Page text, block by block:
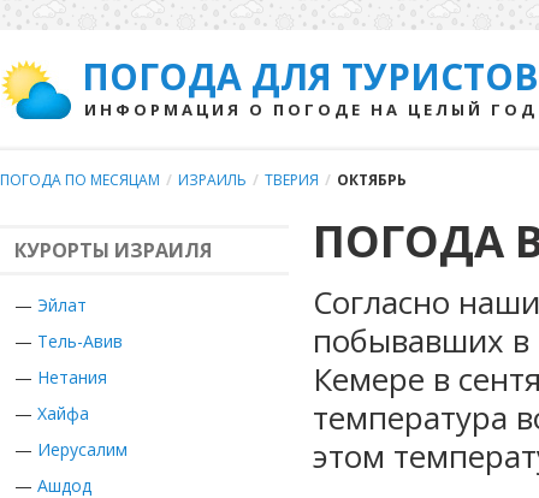
ПОГОДА ДЛЯ ТУРИСТОВ
ИНФОРМАЦИЯ О ПОГОДЕ НА ЦЕЛЫЙ ГОД
ПОГОДА ПО МЕСЯЦАМ / ИЗРАИЛЬ / ТВЕРИЯ / ОКТЯБРЬ
КУРОРТЫ ИЗРАИЛЯ
— Эйлат
— Тель-Авив
— Нетания
— Хайфа
— Иерусалим
— Ашдод
ПОГОДА
Согласно
побывавших в
Кемере в
температура
этом